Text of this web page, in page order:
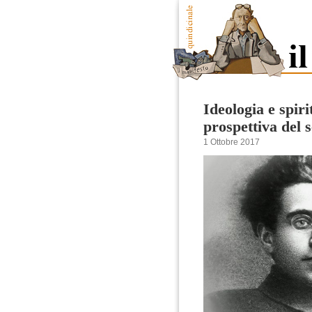
Ideologia e
prospettiva del
1 Ottobre 2017